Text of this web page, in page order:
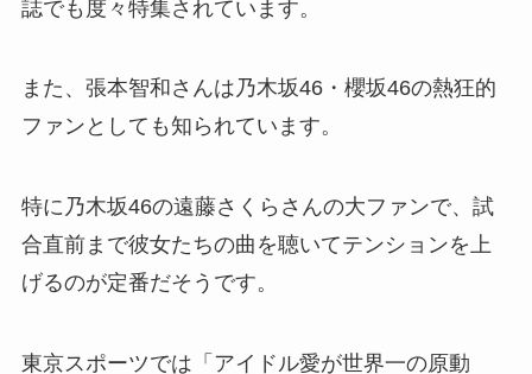
誌でも度々特集されています。
また、張本智和さんは乃木坂46・櫻坂46の熱狂的
ファンとしても知られています。
特に乃木坂46の遠藤さくらさんの大ファンで、試
合直前まで彼女たちの曲を聴いてテンションを上
げるのが定番だそうです。
東京スポーツでは「アイドル愛が世界一の原動